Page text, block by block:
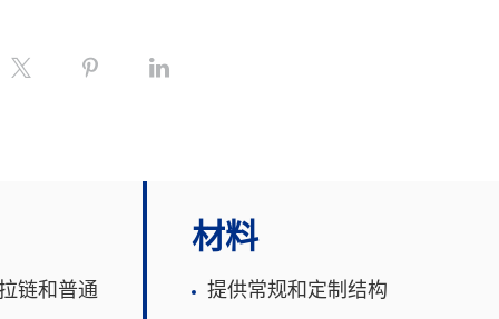
链和普通
材料
提供常规和定制结构